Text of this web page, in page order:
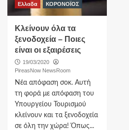
Ελλαδα ΚΟΡΟΝΟΪΟΣ
Κλείνουν όλα τα
ξενοδοχεία – Ποιες
είναι οι εξαιρέσεις
19/03/2020
PireasNow NewsRoom
Νέα απόφαση σοκ. Αυτή
τη φορά με απόφαση του
Υπουργείου Τουρισμού
κλείνουν και τα ξενοδοχεία
σε όλη την χώρα! Όπως...